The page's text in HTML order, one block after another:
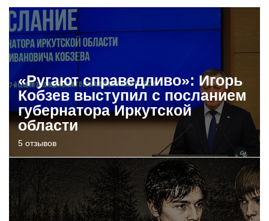
«Ругают справедливо»: Игорь
Кобзев выступил с посланием
губернатора Иркутской
области
5 отзывов